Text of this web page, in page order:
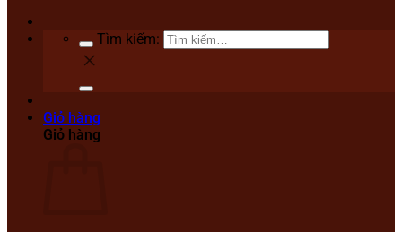
Tìm kiếm:
Giỏ hàng
Giỏ hàng